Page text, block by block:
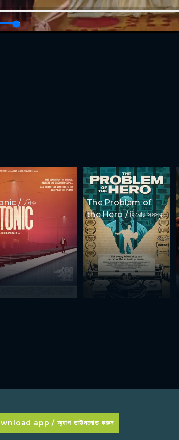
/ টনিক
The Problem of
the Hero / হিরোর সমস্যা
app / অ্যাপ ডাউনলোড করুন